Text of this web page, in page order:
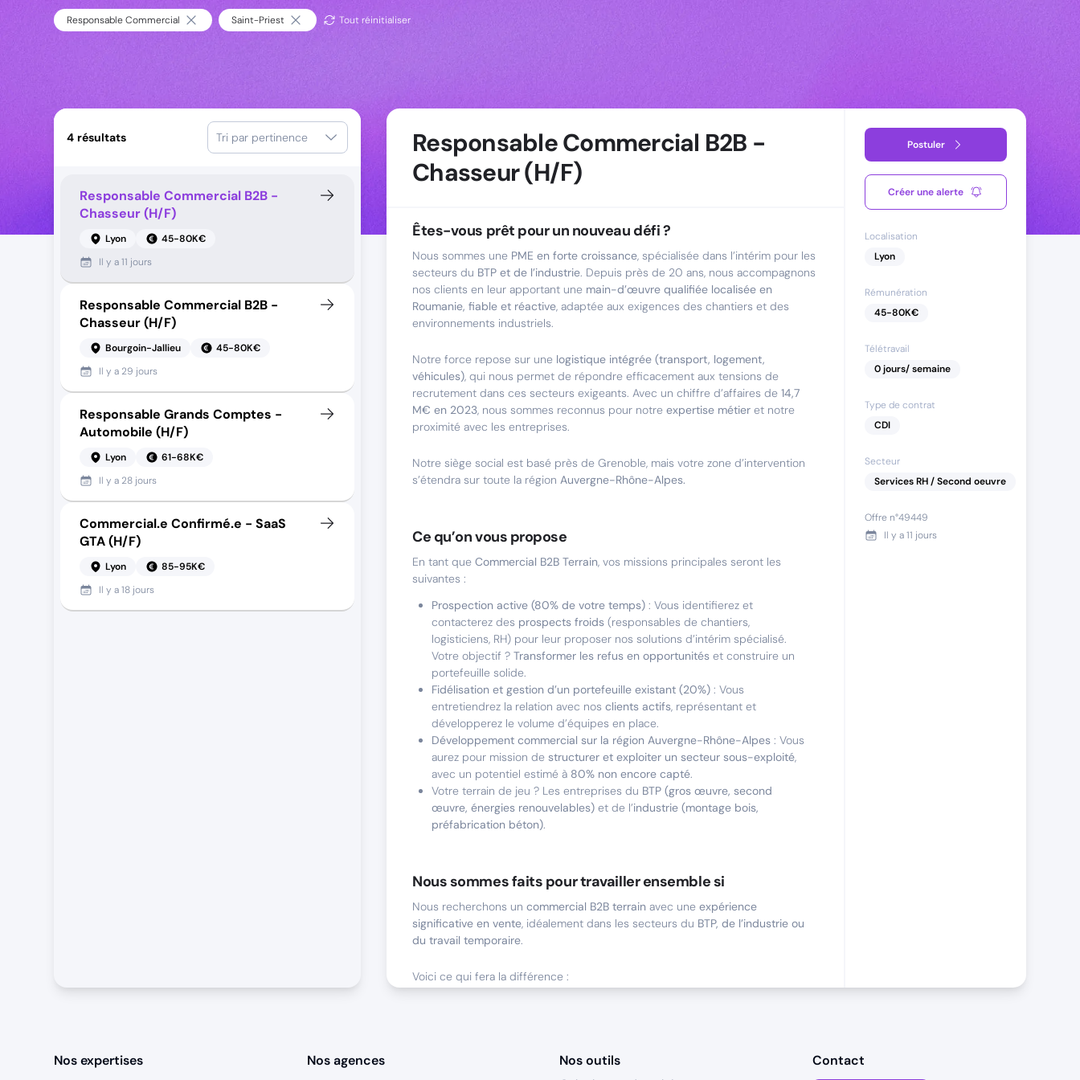
Responsable Commercial Saint-Priest Tout réinitialiser
4 résultats Tri par pertinence
Responsable Commercial B2B -
Chasseur (H/F)
Lyon
45-80K€
Il y a11 jours
Responsable Commercial B2B -
Chasseur (H/F)
Bourgoin-Jallieu
45-80K€
Il y a 29 jours
Responsable Grands Comptes -
Automobile (H/F)
Lyon
61-68K€
Il y a 28 jours
Commercial.e Confirmé.e - SaaS
GTA (H/F)
Lyon
85-95K€
Il y a18 jours
Responsable Commercial B2B -
Chasseur (H/F)
Êtes-vous prêt pour un nouveau défi ?
Nous sommes une PME en forte croissance, spécialisée dans l’intérim pour les
secteurs du BTP et de l’industrie. Depuis près de 20 ans, nous accompagnons
nos clients en leur apportant une main-d’œuvre qualifiée localisée en
Roumanie, fiable et réactive, adaptée aux exigences des chantiers et des
environnements industriels.
Notre force repose sur une logistique intégrée (transport, logement,
véhicules), qui nous permet de répondre efficacement aux tensions de
recrutement dans ces secteurs exigeants. Avec un chiffre d’affaires de 14,7
M€ en 2023, nous sommes reconnus pour notre expertise métier et notre
proximité avec les entreprises.
Notre siège social est basé près de Grenoble, mais votre zone d’intervention
s’étendra sur toute la région Auvergne-Rhône-Alpes.
Ce qu’on vous propose
En tant que Commercial B2B Terrain, vos missions principales seront les
suivantes :
Prospection active (80% de votre temps) : Vous identifierez et
contacterez des prospects froids (responsables de chantiers,
logisticiens, RH) pour leur proposer nos solutions d’intérim spécialisé.
Votre objectif ? Transformer les refus en opportunités et construire un
portefeuille solide.
Fidélisation et gestion d’un portefeuille existant (20%) : Vous
entretiendrez la relation avec nos clients actifs, représentant et
développerez le volume d’équipes en place.
Développement commercial sur la région Auvergne-Rhône-Alpes : Vous
aurez pour mission de structurer et exploiter un secteur sous-exploité,
avec un potentiel estimé à 80% non encore capté.
Votre terrain de jeu ? Les entreprises du BTP (gros œuvre, second
œuvre, énergies renouvelables) et de l’industrie (montage bois,
préfabrication béton).
Nous sommes faits pour travailler ensemble si
Nous recherchons un commercial B2B terrain avec une expérience
significative en vente, idéalement dans les secteurs du BTP, de l’industrie ou
du travail temporaire.
Voici ce qui fera la différence :
: Vous aimez
fréquents et les échanges en face-à-face.
Postuler
Créer une alerte
Localisation
Lyon
Rémunération
45-80K€
Télétravail
0 jours/ semaine
Type de contrat
CDI
Secteur
Services RH / Second oeuvre
Offre n°49449
Il y a11 jours
Nos expertises
Nos agences
Nos outils
Contact